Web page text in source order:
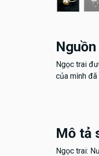
Ngọc trai
của mình
Mô tả
Ngọc trai: